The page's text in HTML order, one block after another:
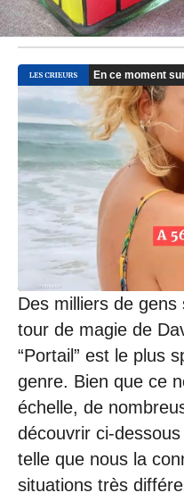
1
7
-
M
i
s
à
j
u
e
2
1
/
0
6
2
0
0
à
8
:
3
Des milliers de gens
tour de magie de
“Portail” est le plus
genre. Bien que ce
échelle, de
découvrir ci-
telle que nous la
situations très